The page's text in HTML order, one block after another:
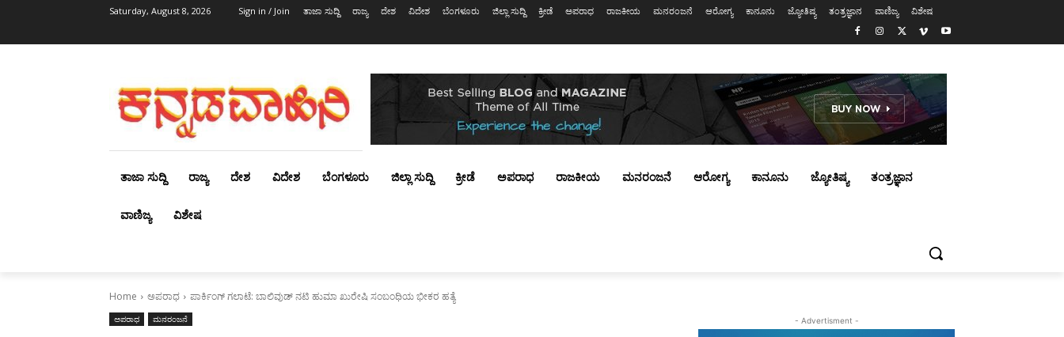
Saturday, August 8, 2026 Sign in / Join ತಾಜಾ ಸುದ್ದಿ ರಾಜ್ಯ ದೇಶ ವಿದೇಶ ಬೆಂಗಳೂರು ಜಿಲ್ಲಾ ಸುದ್ದಿ ಕ್ರೀಡೆ ಅಪರಾಧ ರಾಜಕೀಯ ಮನರಂಜನೆ ಆರೋಗ್ಯ ಕಾನೂನು ಜ್ಯೋತಿಷ್ಯ ತಂತ್ರಜ್ಞಾನ ವಾಣಿಜ್ಯ ವಿಶೇಷ
ತಾಜಾ ಸುದ್ದಿ ರಾಜ್ಯ ದೇಶ ವಿದೇಶ ಬೆಂಗಳೂರು ಜಿಲ್ಲಾ ಸುದ್ದಿ ಕ್ರೀಡೆ ಅಪರಾಧ ರಾಜಕೀಯ ಮನರಂಜನೆ ಆರೋಗ್ಯ ಕಾನೂನು ಜ್ಯೋತಿಷ್ಯ ತಂತ್ರಜ್ಞಾನ
ವಾಣಿಜ್ಯ ವಿಶೇಷ
Home ಅಪರಾಧ ಪಾರ್ಕಿಂಗ್ ಗಲಾಟೆ: ಬಾಲಿವುಡ್ ನಟಿ ಹುಮಾ ಖುರೇಷಿ ಸಂಬಂಧಿಯ ಭೀಕರ ಹತ್ಯೆ
ಅಪರಾಧ ಮನರಂಜನೆ - Advertisment -